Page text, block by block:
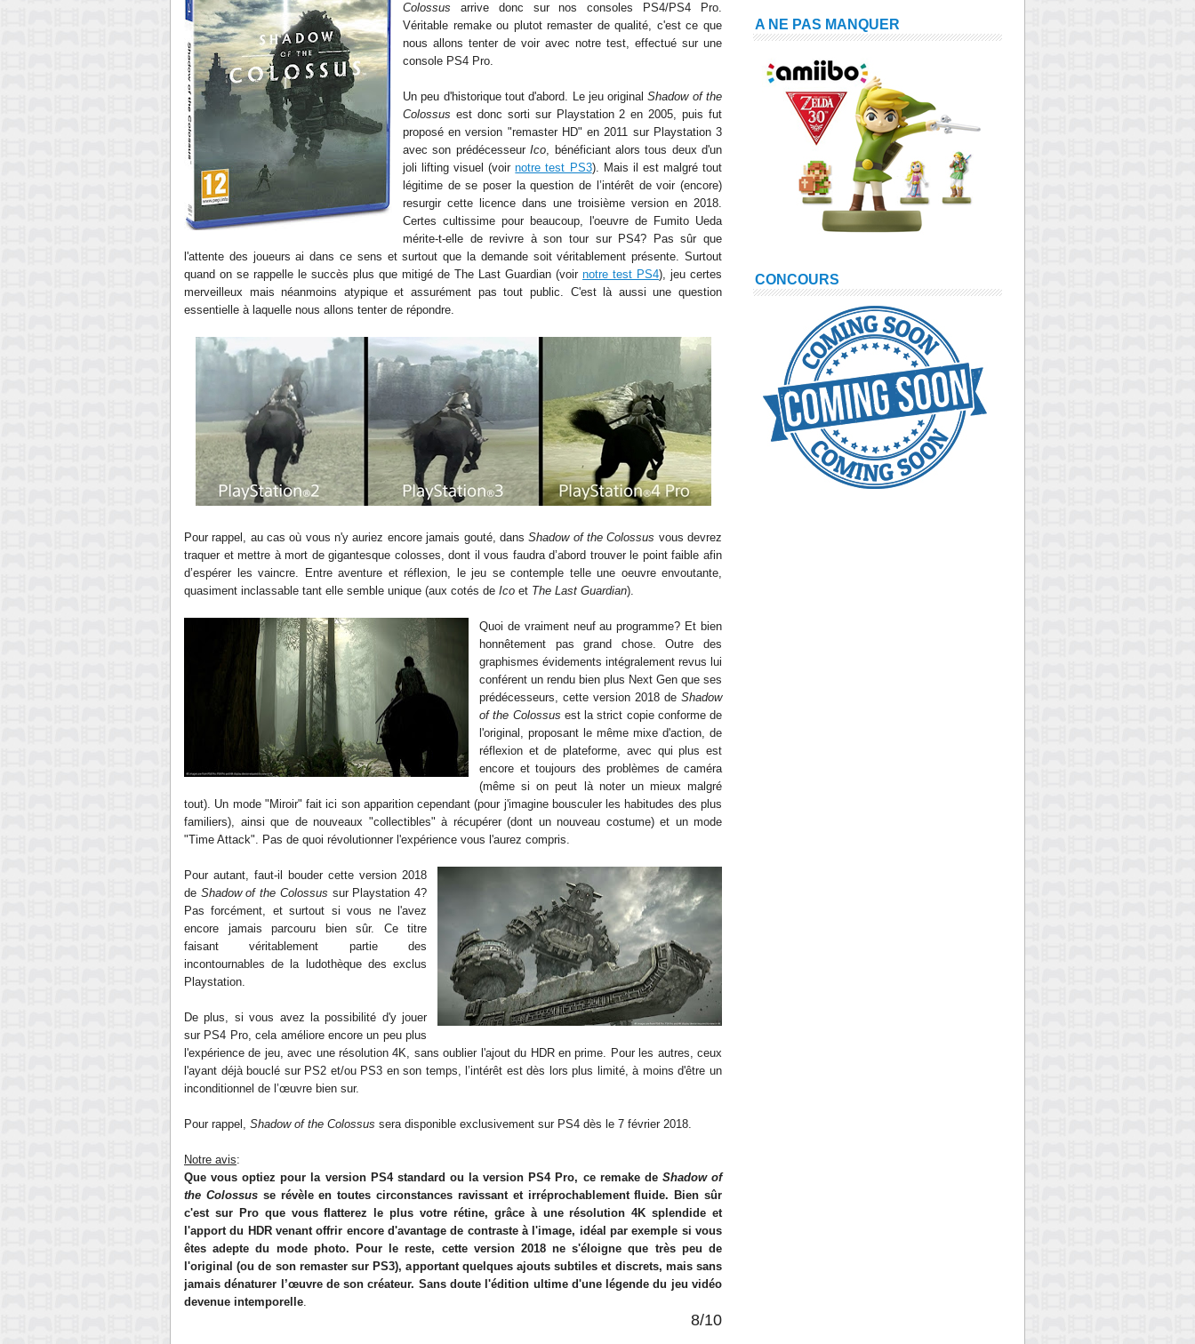
Colossus arrive donc sur nos consoles PS4/PS4 Pro.
Véritable remake ou plutot remaster de qualité, c'est ce que
nous allons tenter de voir avec notre test, effectué sur une
console PS4 Pro.
Un peu d'historique tout d'abord. Le jeu originalShadow of the
Colossus est donc sorti sur Playstation 2 en 2005, puis fut
proposé en version "remaster HD" en 2011 sur Playstation 3
avec son prédécesseurIco, bénéficiant alors tous deux d'un
joli lifting visuel (voirnotre test PS3). Mais il est malgré tout
légitime de se poser la question de l’intérêt de voir (encore)
resurgir cette licence dans une troisième version en 2018.
Certes cultissime pour beaucoup, l'oeuvre de Fumito Ueda
mérite-t-elle de revivre à son tour sur PS4? Pas sûr que
l'attente des joueurs ai dans ce sens et surtout que la demande soit véritablement présente. Surtout
quand on se rappelle le succès plus que mitigé de The Last Guardian (voir notre test PS4), jeu certes
merveilleux mais néanmoins atypique et assurément pas tout public. C'est là aussi une question
essentielle à laquelle nous allons tenter de répondre.
Pour rappel, au cas où vous n'y auriez encore jamais gouté, dansShadow of the Colossus vous devrez
traquer et mettre à mort de gigantesque colosses, dont il vous faudra d’abord trouver le point faible afin
d’espérer les vaincre. Entre aventure et réflexion, le jeu se contemple telle une oeuvre envoutante,
quasiment inclassable tant elle semble unique (aux cotés de Ico et The Last Guardian).
Quoi de vraiment neuf au programme? Et bien
honnêtement pas grand chose. Outre des
graphismes évidements intégralement revus lui
conférent un rendu bien plus Next Gen que ses
prédécesseurs, cette version 2018 de Shadow
of the Colossus est la strict copie conforme de
l'original, proposant le même mixe d'action, de
réflexion et de plateforme, avec qui plus est
encore et toujours des problèmes de caméra
(même si on peut là noter un mieux malgré
tout). Un mode "Miroir" fait ici son apparition cependant (pour j'imagine bousculer les habitudes des plus
familiers), ainsi que de nouveaux "collectibles" à récupérer (dont un nouveau costume) et un mode
"Time Attack". Pas de quoi révolutionner l'expérience vous l'aurez compris.
Pour autant, faut-il bouder cette version 2018
de Shadow of the Colossus sur Playstation 4?
Pas forcément, et surtout si vous ne l'avez
encore jamais parcouru bien sûr. Ce titre
faisant véritablement partie des
incontournables de la ludothèque des exclus
Playstation.
De plus, si vous avez la possibilité d'y jouer
sur PS4 Pro, cela améliore encore un peu plus
l'expérience de jeu, avec une résolution 4K, sans oublier l'ajout du HDR en prime. Pour les autres, ceux
l'ayant déjà bouclé sur PS2 et/ou PS3 en son temps, l’intérêt est dès lors plus limité, à moins d'être un
inconditionnel de l’œuvre bien sur.
Pour rappel, Shadow of the Colossus sera disponible exclusivement sur PS4 dès le 7 février 2018.
Notre avis:
Que vous optiez pour la version PS4 standard ou la version PS4 Pro, ce remake de Shadow of
the Colossusse révèle en toutes circonstances ravissant et irréprochablement fluide. Bien sûr
c'est sur Pro que vous flatterez le plus votre rétine, grâce à une résolution 4K splendide et
l'apport du HDR venant offrir encore d'avantage de contraste à l'image, idéal par exemple si vous
êtes adepte du mode photo. Pour le reste, cette version 2018 ne s'éloigne que très peu de
l'original (ou de son remaster sur PS3), apportant quelques ajouts subtiles et discrets, mais sans
jamais dénaturer l’œuvre de son créateur. Sans doute l'édition ultime d'une légende du jeu vidéo
devenue intemporelle.
8/10
A NE PAS MANQUER
CONCOURS